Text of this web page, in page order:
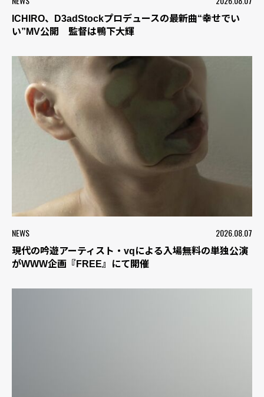
ICHIRO、D3adStockプロデュースの最新曲“幸せでい
い”MV公開 監督は鴨下大輝
NEWS 2026.08.07
現代の吟遊アーティスト・vqによる入場無料の単独公演
がWWW企画『FREE』にて開催